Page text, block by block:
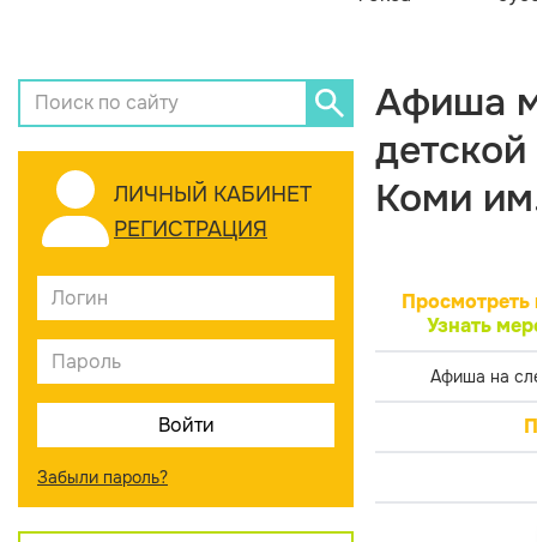
ЛИЧНЫЙ КАБИНЕТ
РЕГИСТРАЦИЯ
Забыли пароль?
Афиша
Коми
Просмотреть
Узнать
Афиша на